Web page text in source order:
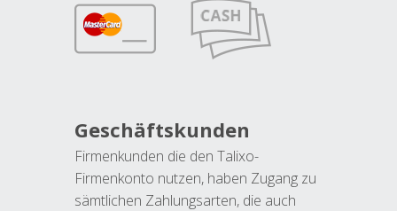
Geschäftskunden
Firmenkunden die den Talixo-
Firmenkonto nutzen, haben Zugang zu
sämtlichen Zahlungsarten, die auch